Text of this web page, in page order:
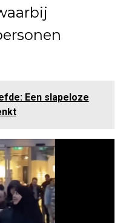
Een slapeloze